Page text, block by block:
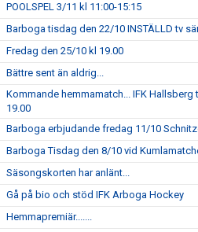
POOLSPEL 3/11 kl 11:00-15:15
Barboga tisdag den 22/10 INSTÄLLD tv
Fredag den 25/10 kl 19.00
Bättre sent än aldrig...
Kommande hemmamatch... IFK Hallsberg
19.00
Barboga erbjudande fredag 11/10
Barboga Tisdag den 8/10 vid
Säsongskorten har anlänt...
Gå på bio och stöd IFK Arboga Hockey
Hemmapremiär.......